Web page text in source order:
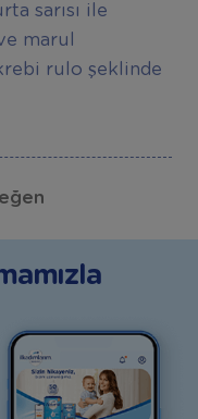
sarısı ile
marul
krebi rulo şeklinde